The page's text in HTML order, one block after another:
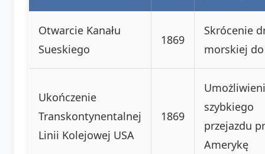
Otwarcie Kanału
Sueskiego
1869
Skrócenie
morskiej
Ukończenie
Transkontynentalnej
Linii Kolejowej USA
1869
szybkiego
przejazdu
Amerykę